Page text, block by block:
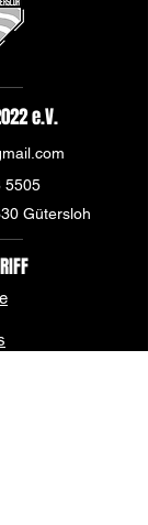
e.V.
5505
Gütersloh